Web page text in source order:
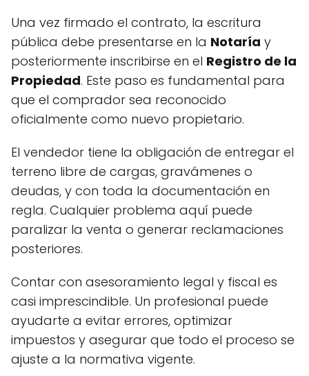
Una vez firmado el contrato, la escritura
pública debe presentarse en la Notaría y
posteriormente inscribirse en el Registro de la
Propiedad. Este paso es fundamental para
que el comprador sea reconocido
oficialmente como nuevo propietario.
El vendedor tiene la obligación de entregar el
terreno libre de cargas, gravámenes o
deudas, y con toda la documentación en
regla. Cualquier problema aquí puede
paralizar la venta o generar reclamaciones
posteriores.
Contar con asesoramiento legal y fiscal es
casi imprescindible. Un profesional puede
ayudarte a evitar errores, optimizar
impuestos y asegurar que todo el proceso se
ajuste a la normativa vigente.